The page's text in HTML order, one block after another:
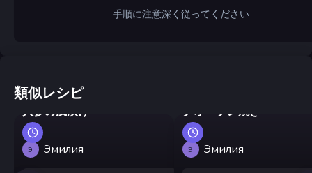
手順に注意深く従ってください
類似レシピ
ウクライナ風のきゅうりと
人参の浅漬け
Э Эмилия
クオーブン焼き
Э Эмилия